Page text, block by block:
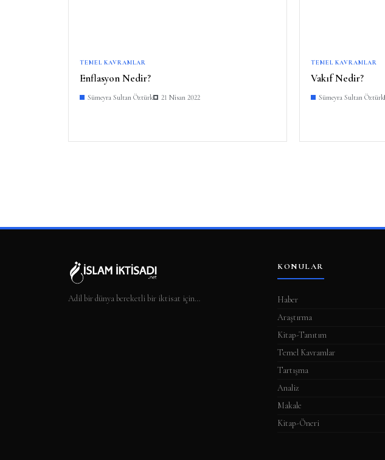
TEMEL KAVRAMLAR
Enflasyon Nedir?
Sümeyra Sultan Öztürk 21 Nisan 2022
TEMEL KAVRAMLAR
Vakıf Nedir?
Sümeyra Sultan Öztürk
Adil bir dünya bereketli bir iktisat için…
KONULAR
Haber
Araştırma
Kitap-Tanıtım
Temel Kavramlar
Tartışma
Analiz
Makale
Kitap-Öneri